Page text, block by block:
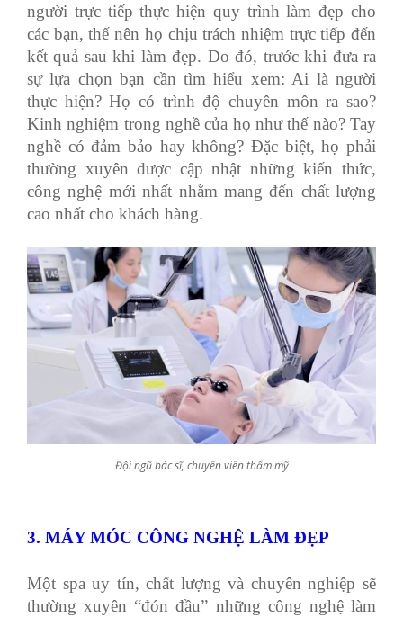
người trực tiếp thực hiện quy trình làm đẹp cho
các bạn, thế nên họ chịu trách nhiệm trực tiếp đến
kết quả sau khi làm đẹp. Do đó, trước khi đưa ra
sự lựa chọn bạn cần tìm hiểu xem: Ai là người
thực hiện? Họ có trình độ chuyên môn ra sao?
Kinh nghiệm trong nghề của họ như thế nào? Tay
nghề có đảm bảo hay không? Đặc biệt, họ phải
thường xuyên được cập nhật những kiến thức,
công nghệ mới nhất nhằm mang đến chất lượng
cao nhất cho khách hàng.
Đội ngũ bác sĩ, chuyên viên thẩm mỹ
3. MÁY MÓC CÔNG NGHỆ LÀM ĐẸP
Một spa uy tín, chất lượng và chuyên nghiệp sẽ
thường xuyên “đón đầu” những công nghệ làm